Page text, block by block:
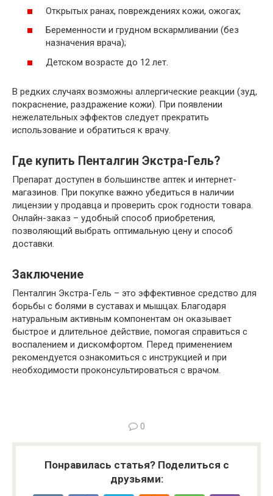
Открытых ранах, повреждениях кожи, ожогах;
Беременности и грудном вскармливании (без
назначения врача);
Детском возрасте до 12 лет.
В редких случаях возможны аллергические реакции (зуд,
покраснение, раздражение кожи). При появлении
нежелательных эффектов следует прекратить
использование и обратиться к врачу.
Где купить Пенталгин Экстра-Гель?
Препарат доступен в большинстве аптек и интернет-
магазинов. При покупке важно убедиться в наличии
лицензии у продавца и проверить срок годности товара.
Онлайн-заказ – удобный способ приобретения,
позволяющий выбрать оптимальную цену и способ
доставки.
Заключение
Пенталгин Экстра-Гель – это эффективное средство для
борьбы с болями в суставах и мышцах. Благодаря
натуральным активным компонентам он оказывает
быстрое и длительное действие, помогая справиться с
воспалением и дискомфортом. Перед применением
рекомендуется ознакомиться с инструкцией и при
необходимости проконсультироваться с врачом.
0
Понравилась статья? Поделиться с
друзьями: